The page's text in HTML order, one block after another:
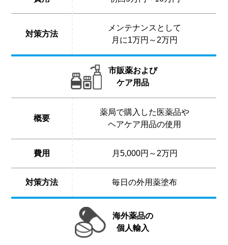
対策方法
メンテナンスとして
月に1万円～2万円
市販薬および
ケア用品
概要
薬局で購入した医薬品や
ヘアケア用品の使用
費用 月5,000円～2万円
対策方法 毎日の外用薬塗布
海外薬品の
個人輸入